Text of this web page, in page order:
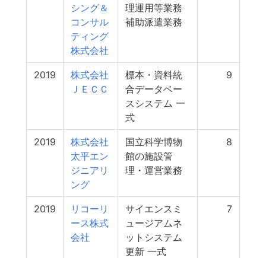
シング＆
コンサル
ティング
株式会社
理運用等業務
補助派遣業務
2019
株式会社
ＪＥＣＣ
標本・資料統
合データベー
スシステム 一
式
9
2019
株式会社
太平エン
ジニアリ
ング
国立科学博物
館の施設管
理・運営業務
8
2019
リコーリ
ース株式
会社
サイエンスミ
ュージアムネ
ットシステム
更新 一式
7